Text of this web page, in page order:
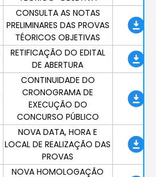
CONSULTA AS NOTAS
PRELIMINARES DAS PROVAS
TÉORICOS OBJETIVAS
RETIFICAÇÃO DO EDITAL
DE ABERTURA
CONTINUIDADE DO
CRONOGRAMA DE
EXECUÇÃO DO
CONCURSO PÚBLICO
NOVA DATA, HORA E
LOCAL DE REALIZAÇÃO DAS
PROVAS
NOVA HOMOLOGAÇÃO